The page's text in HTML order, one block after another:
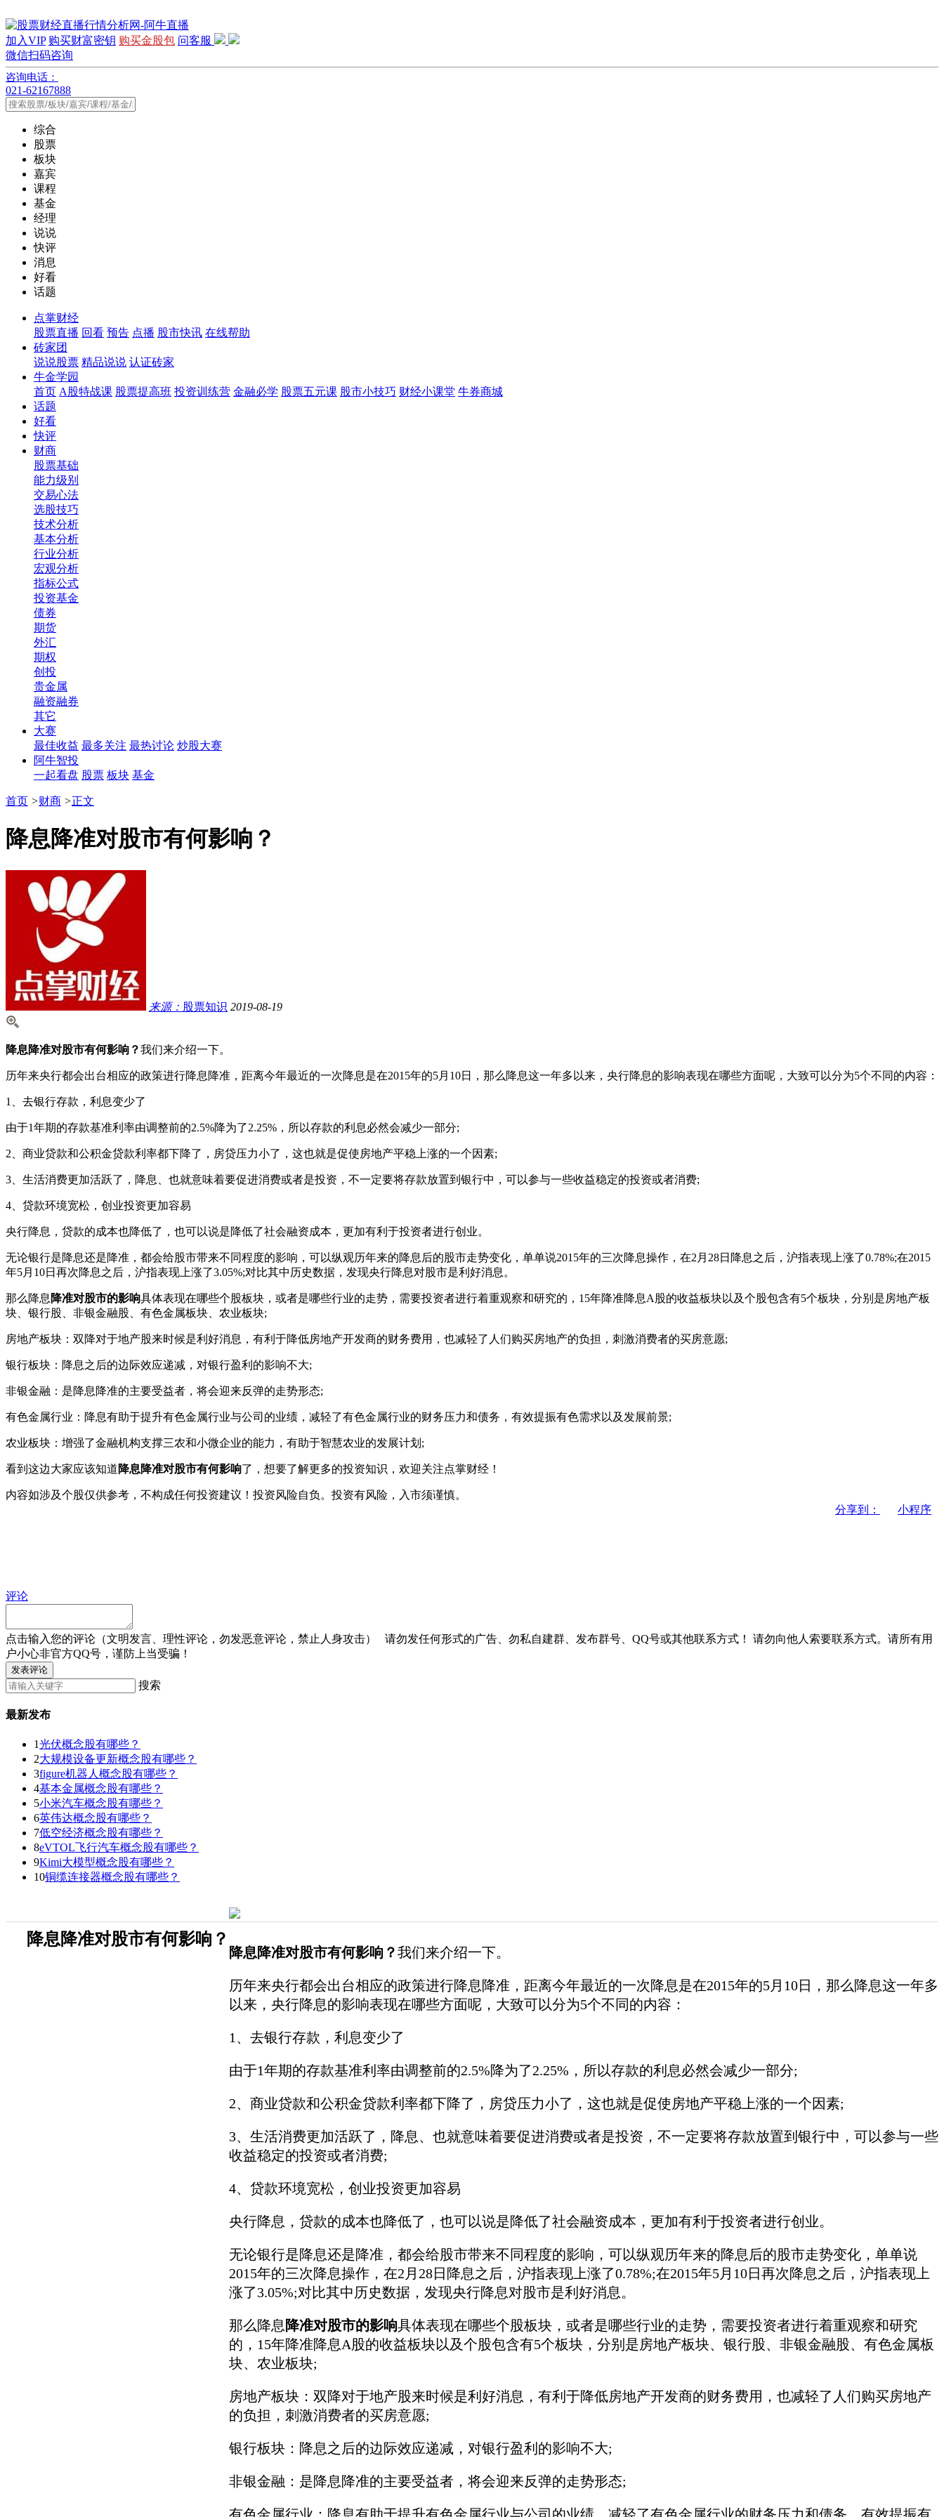
加入VIP 购买财富密钥 购买金股包 问客服
微信扫码咨询
咨询电话：
021-62167888
综合
股票
板块
嘉宾
课程
基金
经理
说说
快评
消息
好看
话题
点掌财经
股票直播 回看 预告 点播 股市快讯 在线帮助
砖家团
说说股票 精品说说 认证砖家
牛金学园
首页 A股特战课 股票提高班 投资训练营 金融必学 股票五元课 股市小技巧 财经小课堂 牛券商城
话题
好看
快评
财商
股票基础
能力级别
交易心法
选股技巧
技术分析
基本分析
行业分析
宏观分析
指标公式
投资基金
债券
期货
外汇
期权
创投
贵金属
融资融券
其它
大赛
最佳收益 最多关注 最热讨论 炒股大赛
阿牛智投
一起看盘 股票 板块 基金
首页 >财商 >正文
降息降准对股市有何影响？
来源： 股票知识 2019-08-19
降息降准对股市有何影响？我们来介绍一下。
历年来央行都会出台相应的政策进行降息降准，距离今年最近的一次降息是在2015年的5月10日，那么降息这一年多以来，央行降息的影响表现在哪些方面呢，大致可以分为5个不同的内容：
1、去银行存款，利息变少了
由于1年期的存款基准利率由调整前的2.5%降为了2.25%，所以存款的利息必然会减少一部分;
2、商业贷款和公积金贷款利率都下降了，房贷压力小了，这也就是促使房地产平稳上涨的一个因素;
3、生活消费更加活跃了，降息、也就意味着要促进消费或者是投资，不一定要将存款放置到银行中，可以参与一些收益稳定的投资或者消费;
4、贷款环境宽松，创业投资更加容易
央行降息，贷款的成本也降低了，也可以说是降低了社会融资成本，更加有利于投资者进行创业。
无论银行是降息还是降准，都会给股市带来不同程度的影响，可以纵观历年来的降息后的股市走势变化，单单说2015年的三次降息操作，在2月28日降息之后，沪指表现上涨了0.78%;在2015
年5月10日再次降息之后，沪指表现上涨了3.05%;对比其中历史数据，发现央行降息对股市是利好消息。
那么降息 降准对股市的影响具体表现在哪些个股板块，或者是哪些行业的走势，需要投资者进行着重观察和研究的，15年降准降息A股的收益板块以及个股包含有5个板块，分别是房地产板
块、银行股、非银金融股、有色金属板块、农业板块;
房地产板块：双降对于地产股来时候是利好消息，有利于降低房地产开发商的财务费用，也减轻了人们购买房地产的负担，刺激消费者的买房意愿;
银行板块：降息之后的边际效应递减，对银行盈利的影响不大;
非银金融：是降息降准的主要受益者，将会迎来反弹的走势形态;
有色金属行业：降息有助于提升有色金属行业与公司的业绩，减轻了有色金属行业的财务压力和债务，有效提振有色需求以及发展前景;
农业板块：增强了金融机构支撑三农和小微企业的能力，有助于智慧农业的发展计划;
看到这边大家应该知道降息降准对股市有何影响了，想要了解更多的投资知识，欢迎关注点掌财经！
内容如涉及个股仅供参考，不构成任何投资建议！投资风险自负。投资有风险，入市须谨慎。
分享到：
小程序
评论
点击输入您的评论（文明发言、理性评论，勿发恶意评论，禁止人身攻击） 请勿发任何形式的广告、勿私自建群、发布群号、QQ号或其他联系方式！
请勿向他人索要联系方式。请所有用
户小心非官方QQ号，谨防上当受骗！
发表评论
搜索
最新发布
1光伏概念股有哪些？
2大规模设备更新概念股有哪些？
3figure机器人概念股有哪些？
4基本金属概念股有哪些？
5小米汽车概念股有哪些？
6英伟达概念股有哪些？
7低空经济概念股有哪些？
8eVTOL飞行汽车概念股有哪些？
9Kimi大模型概念股有哪些？
10铜缆连接器概念股有哪些？
降息降准对股市有何影响？
降息降准对股市有何影响？我们来介绍一下。
历年来央行都会出台相应的政策进行降息降准，距离今年最近的一次降息是在2015年的5月10日，那么降息这一年多
以来，央行降息的影响表现在哪些方面呢，大致可以分为5个不同的内容：
1、去银行存款，利息变少了
由于1年期的存款基准利率由调整前的2.5%降为了2.25%，所以存款的利息必然会减少一部分;
2、商业贷款和公积金贷款利率都下降了，房贷压力小了，这也就是促使房地产平稳上涨的一个因素;
3、生活消费更加活跃了，降息、也就意味着要促进消费或者是投资，不一定要将存款放置到银行中，可以参与一些
收益稳定的投资或者消费;
4、贷款环境宽松，创业投资更加容易
央行降息，贷款的成本也降低了，也可以说是降低了社会融资成本，更加有利于投资者进行创业。
无论银行是降息还是降准，都会给股市带来不同程度的影响，可以纵观历年来的降息后的股市走势变化，单单说
2015年的三次降息操作，在2月28日降息之后，沪指表现上涨了0.78%;在2015年5月10日再次降息之后，沪指表现上
涨了3.05%;对比其中历史数据，发现央行降息对股市是利好消息。
那么降息降准对股市的影响具体表现在哪些个股板块，或者是哪些行业的走势，需要投资者进行着重观察和研究
的，15年降准降息A股的收益板块以及个股包含有5个板块，分别是房地产板块、银行股、非银金融股、有色金属板
块、农业板块;
房地产板块：双降对于地产股来时候是利好消息，有利于降低房地产开发商的财务费用，也减轻了人们购买房地产
的负担，刺激消费者的买房意愿;
银行板块：降息之后的边际效应递减，对银行盈利的影响不大;
非银金融：是降息降准的主要受益者，将会迎来反弹的走势形态;